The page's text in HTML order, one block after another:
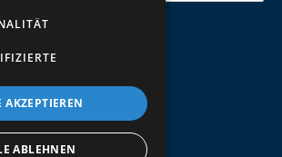
AKZEPTIEREN
ABLEHNEN